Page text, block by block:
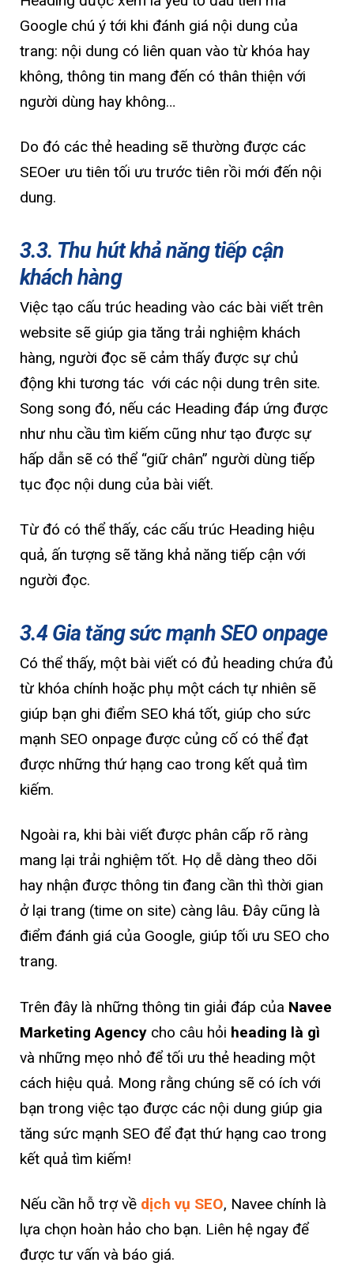
Google chú ý tới khi đánh giá nội dung của
trang: nội dung có liên quan vào từ khóa hay
không, thông tin mang đến có thân thiện với
người dùng hay không…
Do đó các thẻ heading sẽ thường được các
SEOer ưu tiên tối ưu trước tiên rồi mới đến nội
dung.
3.3. Thu hút khả năng tiếp cận
khách hàng
Việc tạo cấu trúc heading vào các bài viết trên
website sẽ giúp gia tăng trải nghiệm khách
hàng, người đọc sẽ cảm thấy được sự chủ
động khi tương tác với các nội dung trên site.
Song song đó, nếu các Heading đáp ứng được
như nhu cầu tìm kiếm cũng như tạo được sự
hấp dẫn sẽ có thể “giữ chân” người dùng tiếp
tục đọc nội dung của bài viết.
Từ đó có thể thấy, các cấu trúc Heading hiệu
quả, ấn tượng sẽ tăng khả năng tiếp cận với
người đọc.
3.4 Gia tăng sức mạnh SEO onpage
Có thể thấy, một bài viết có đủ heading chứa đủ
từ khóa chính hoặc phụ một cách tự nhiên sẽ
giúp bạn ghi điểm SEO khá tốt, giúp cho sức
mạnh SEO onpage được củng cố có thể đạt
được những thứ hạng cao trong kết quả tìm
kiếm.
Ngoài ra, khi bài viết được phân cấp rõ ràng
mang lại trải nghiệm tốt. Họ dễ dàng theo dõi
hay nhận được thông tin đang cần thì thời gian
ở lại trang (time on site) càng lâu. Đây cũng là
điểm đánh giá của Google, giúp tối ưu SEO cho
trang.
Trên đây là những thông tin giải đáp của Navee
Marketing Agency cho câu hỏi heading là gì
và những mẹo nhỏ để tối ưu thẻ heading một
cách hiệu quả. Mong rằng chúng sẽ có ích với
bạn trong việc tạo được các nội dung giúp gia
tăng sức mạnh SEO để đạt thứ hạng cao trong
kết quả tìm kiếm!
Nếu cần hỗ trợ về dịch vụ SEO, Navee chính là
lựa chọn hoàn hảo cho bạn. Liên hệ ngay để
được tư vấn và báo giá.